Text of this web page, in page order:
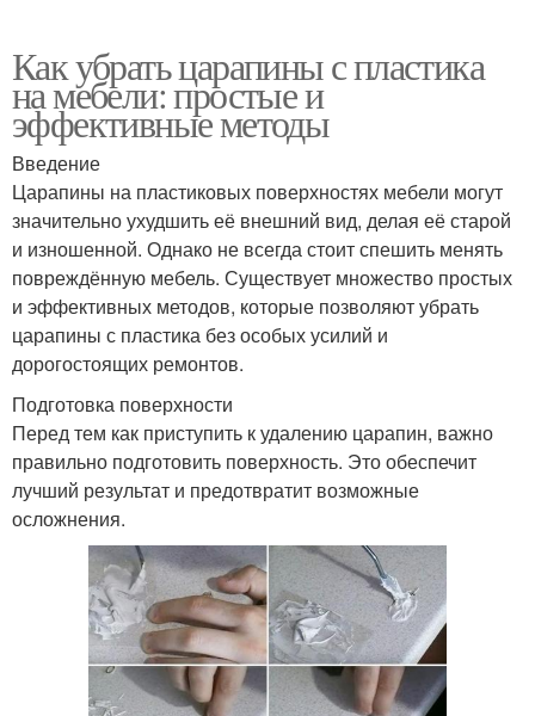
Как убрать царапины с пластика
на мебели: простые и
эффективные методы
Введение
Царапины на пластиковых поверхностях мебели могут
значительно ухудшить её внешний вид, делая её старой
и изношенной. Однако не всегда стоит спешить менять
повреждённую мебель. Существует множество простых
и эффективных методов, которые позволяют убрать
царапины с пластика без особых усилий и
дорогостоящих ремонтов.
Подготовка поверхности
Перед тем как приступить к удалению царапин, важно
правильно подготовить поверхность. Это обеспечит
лучший результат и предотвратит возможные
осложнения.